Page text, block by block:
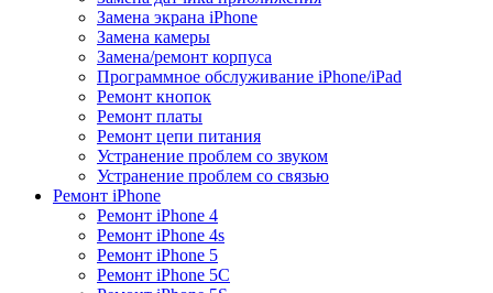
Замена экрана iPhone
Замена камеры
Замена/ремонт корпуса
Программное обслуживание iPhone/iPad
Ремонт кнопок
Ремонт платы
Ремонт цепи питания
Устранение проблем со звуком
Устранение проблем со связью
Ремонт iPhone
Ремонт iPhone 4
Ремонт iPhone 4s
Ремонт iPhone 5
Ремонт iPhone 5C